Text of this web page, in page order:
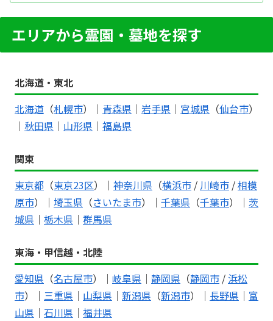
エリアから霊園・墓地を探す
北海道・東北
北海道 （札幌市）｜ 青森県 ｜ 岩手県 ｜ 宮城県 （仙台市）
｜ 秋田県 ｜ 山形県 ｜ 福島県
関東
東京都 （東京23区）｜ 神奈川県 （横浜市 / 川崎市 /相模
原市）｜ 埼玉県 （さいたま市）｜ 千葉県 （千葉市）｜ 茨
城県 ｜ 栃木県 ｜ 群馬県
東海・甲信越・北陸
愛知県 （名古屋市）｜ 岐阜県 ｜ 静岡県 （静岡市 / 浜松
市）｜ 三重県 ｜ 山梨県 ｜ 新潟県 （新潟市）｜ 長野県 ｜ 富
山県 ｜ 石川県 ｜ 福井県